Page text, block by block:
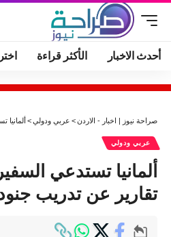
أحدث الاخبار الأكثر قراءة
صراحة نيوز | اخبار - الاردن> عربي ودولي>
عربي ودولي
ألمانيا تستدعي
تقارير عن تدريب